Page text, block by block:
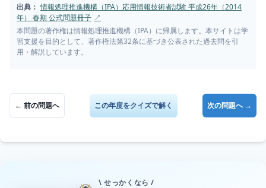
出典： 情報処理推進機構（IPA）応用情報技術者試験 平成26年（2014
年） 春期 公式問題冊子 ↗
本問題の著作権は情報処理推進機構（IPA）に帰属します。本サイトは学
習支援を目的として、著作権法第32条に基づき公表された過去問を引
用・解説しています。
← 前の問題へ この年度をクイズで解く 次の問題へ →
\ せっかくなら /